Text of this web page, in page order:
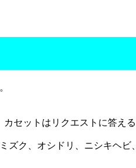
カセットはリクエストに答え
ズク、オシドリ、ニシキヘビ